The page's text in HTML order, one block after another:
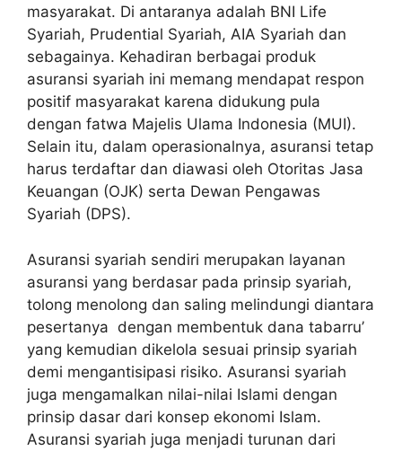
masyarakat. Di antaranya adalah BNI Life
Syariah, Prudential Syariah, AIA Syariah dan
sebagainya. Kehadiran berbagai produk
asuransi syariah ini memang mendapat respon
positif masyarakat karena didukung pula
dengan fatwa Majelis Ulama Indonesia (MUI).
Selain itu, dalam operasionalnya, asuransi tetap
harus terdaftar dan diawasi oleh Otoritas Jasa
Keuangan (OJK) serta Dewan Pengawas
Syariah (DPS).
Asuransi syariah sendiri merupakan layanan
asuransi yang berdasar pada prinsip syariah,
tolong menolong dan saling melindungi diantara
pesertanya dengan membentuk dana tabarru’
yang kemudian dikelola sesuai prinsip syariah
demi mengantisipasi risiko. Asuransi syariah
juga mengamalkan nilai-nilai Islami dengan
prinsip dasar dari konsep ekonomi Islam.
Asuransi syariah juga menjadi turunan dari